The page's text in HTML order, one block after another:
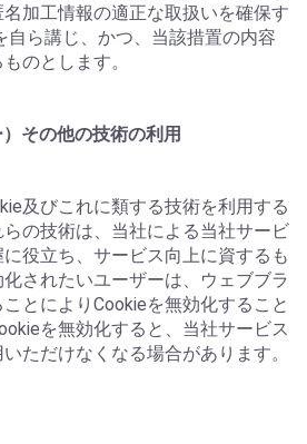
加工情報の適正な取扱いを確保す
自ら講じ、かつ、当該措置の内容
のとします。
その他の技術の利用
及びこれに類する技術を利用する
の技術は、当社による当社サービ
役立ち、サービス向上に資するも
されたいユーザーは、ウェブブラ
とによりCookieを無効化すること
を無効化すると、当社サービス
ただけなくなる場合があります。